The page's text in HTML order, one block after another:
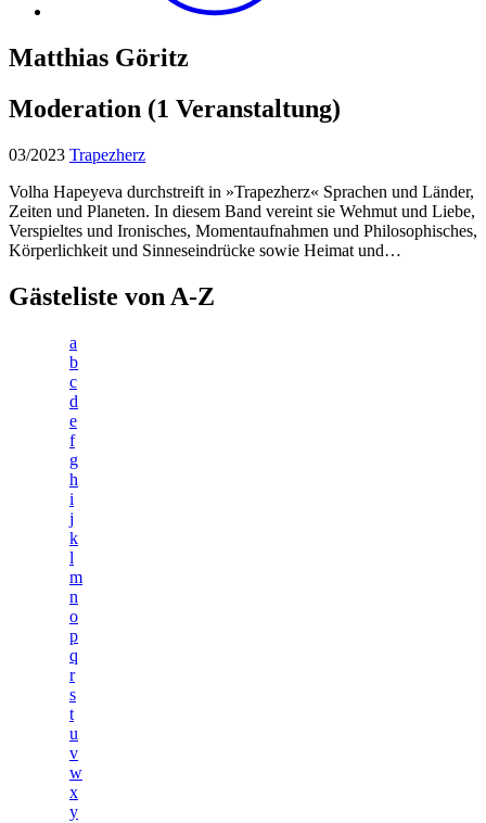
Matthias Göritz
Moderation (1 Veranstaltung)
03/2023 Trapezherz
Volha Hapeyeva durchstreift in »Trapezherz« Sprachen und Länder,
Zeiten und Planeten. In diesem Band vereint sie Wehmut und Liebe,
Verspieltes und Ironisches, Momentaufnahmen und Philosophisches,
Körperlichkeit und Sinneseindrücke sowie Heimat und…
Gästeliste von A-Z
a
b
c
d
e
f
g
h
i
j
k
l
m
n
o
p
q
r
s
t
u
v
w
x
y